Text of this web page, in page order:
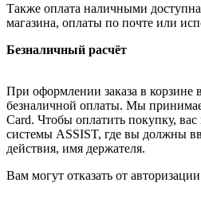
Также оплата наличными
магазина, оплаты по почте или
Безналичный расчёт
При оформлении заказа в корзине
безналичной оплаты. Мы
Card. Чтобы оплатить покупку, вас
системы ASSIST, где вы должны
действия, имя держателя.
Вам могут отказать от